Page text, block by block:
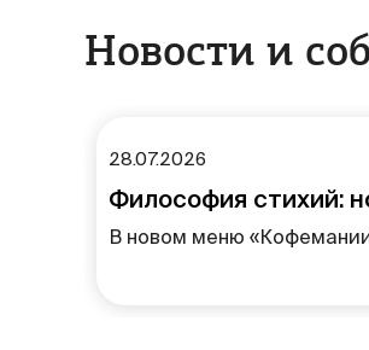
Новости и
28.07.2026
Философия стихий:
В новом меню